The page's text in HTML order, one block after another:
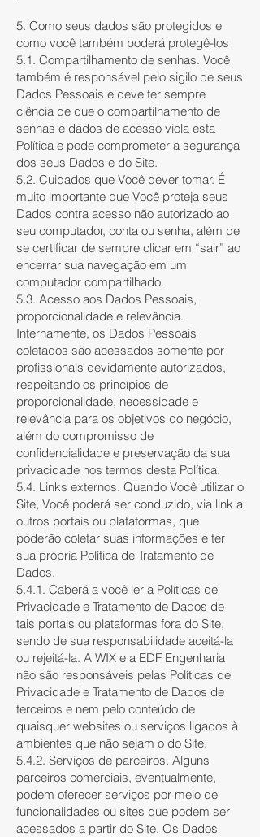
5. Como seus dados são protegidos e
como você também poderá protegê-los
5.1. Compartilhamento de senhas. Você
também é responsável pelo sigilo de seus
Dados Pessoais e deve ter sempre
ciência de que o compartilhamento de
senhas e dados de acesso viola esta
Política e pode comprometer a segurança
dos seus Dados e do Site.
5.2. Cuidados que Você dever tomar. É
muito importante que Você proteja seus
Dados contra acesso não autorizado ao
seu computador, conta ou senha, além de
se certificar de sempre clicar em “sair” ao
encerrar sua navegação em um
computador compartilhado.
5.3. Acesso aos Dados Pessoais,
proporcionalidade e relevância.
Internamente, os Dados Pessoais
coletados são acessados somente por
profissionais devidamente autorizados,
respeitando os princípios de
proporcionalidade, necessidade e
relevância para os objetivos do negócio,
além do compromisso de
confidencialidade e preservação da sua
privacidade nos termos desta Política.
5.4. Links externos. Quando Você utilizar o
Site, Você poderá ser conduzido, via link a
outros portais ou plataformas, que
poderão coletar suas informações e ter
sua própria Política de Tratamento de
Dados.
5.4.1. Caberá a você ler a Políticas de
Privacidade e Tratamento de Dados de
tais portais ou plataformas fora do Site,
sendo de sua responsabilidade aceitá-la
ou rejeitá-la. A WIX e a EDF Engenharia
não são responsáveis pelas Políticas de
Privacidade e Tratamento de Dados de
terceiros e nem pelo conteúdo de
quaisquer websites ou serviços ligados à
ambientes que não sejam o do Site.
5.4.2. Serviços de parceiros. Alguns
parceiros comerciais, eventualmente,
podem oferecer serviços por meio de
funcionalidades ou sites que podem ser
acessados a partir do Site. Os Dados